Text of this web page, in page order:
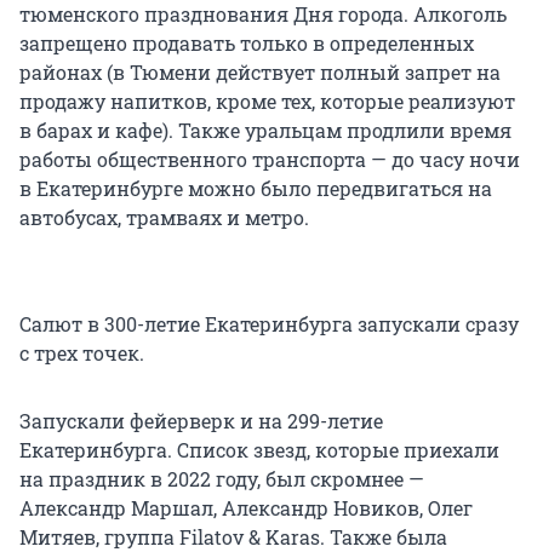
тюменского празднования Дня города. Алкоголь
запрещено продавать только в определенных
районах (в Тюмени действует полный запрет на
продажу напитков, кроме тех, которые реализуют
в барах и кафе). Также уральцам продлили время
работы общественного транспорта — до часу ночи
в Екатеринбурге можно было передвигаться на
автобусах, трамваях и метро.
Салют в 300-летие Екатеринбурга запускали сразу
с трех точек.
Запускали фейерверк и на 299-летие
Екатеринбурга. Список звезд, которые приехали
на праздник в 2022 году, был скромнее —
Александр Маршал, Александр Новиков, Олег
Митяев, группа Filatov & Karas. Также была